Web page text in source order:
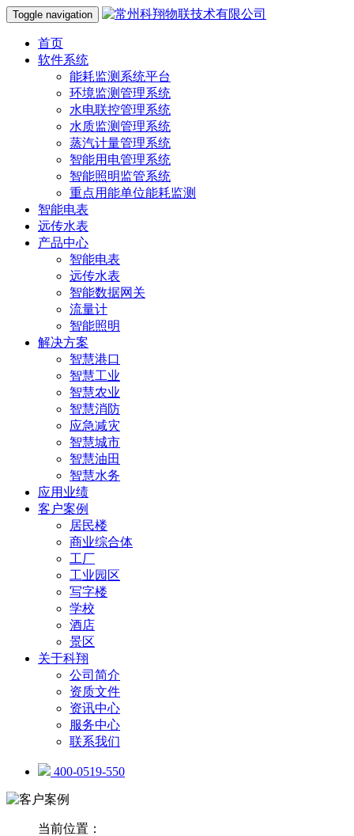
Toggle navigation
首页
软件系统
能耗监测系统平台
环境监测管理系统
水电联控管理系统
水质监测管理系统
蒸汽计量管理系统
智能用电管理系统
智能照明监管系统
重点用能单位能耗监测
智能电表
远传水表
产品中心
智能电表
远传水表
智能数据网关
流量计
智能照明
解决方案
智慧港口
智慧工业
智慧农业
智慧消防
应急减灾
智慧城市
智慧油田
智慧水务
应用业绩
客户案例
居民楼
商业综合体
工厂
工业园区
写字楼
学校
酒店
景区
关于科翔
公司简介
资质文件
资讯中心
服务中心
联系我们
400-0519-550
当前位置：